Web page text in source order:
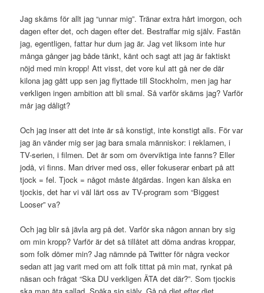
Jag skäms för allt jag “unnar mig”. Tränar extra hårt imorgon, och
dagen efter det, och dagen efter det. Bestraffar mig själv. Fastän
jag, egentligen, fattar hur dum jag är. Jag vet liksom inte hur
många gånger jag både tänkt, känt och sagt att jag är faktiskt
nöjd med min kropp! Att visst, det vore kul att gå ner de där
kilona jag gått upp sen jag flyttade till Stockholm, men jag har
verkligen ingen ambition att bli smal. Så varför skäms jag? Varför
mår jag dåligt?
Och jag inser att det inte är så konstigt, inte konstigt alls. För var
jag än vänder mig ser jag bara smala människor: i reklamen, i
TV-serien, i filmen. Det är som om överviktiga inte fanns? Eller
jodå, vi finns. Man driver med oss, eller fokuserar enbart på att
tjock = fel. Tjock = något måste åtgärdas. Ingen kan älska en
tjockis, det har vi väl lärt oss av TV-program som “Biggest
Looser” va?
Och jag blir så jävla arg på det. Varför ska någon annan bry sig
om min kropp? Varför är det så tillåtet att döma andras kroppar,
som folk dömer min? Jag nämnde på Twitter för några veckor
sedan att jag varit med om att folk tittat på min mat, rynkat på
näsan och frågat “Ska DU verkligen ÄTA det där?”. Som tjockis